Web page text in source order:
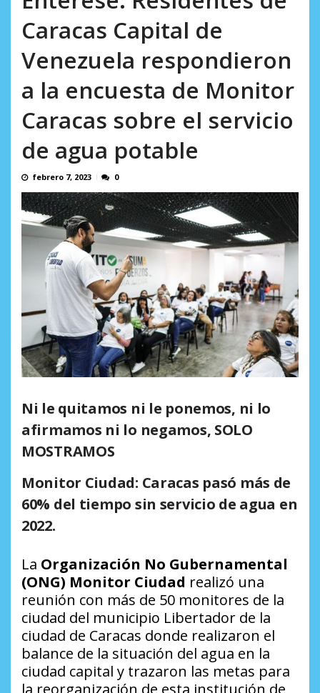
Caracas Capital de
Venezuela respondieron
a la encuesta de Monitor
Caracas sobre el servicio
de agua potable
febrero 7, 2023 0
Ni le quitamos ni le ponemos, ni lo
afirmamos ni lo negamos, SOLO
MOSTRAMOS
Monitor Ciudad: Caracas pasó más de
60% del tiempo sin servicio de agua en
2022.
La Organización No Gubernamental
(ONG) Monitor Ciudad realizó una
reunión con más de 50 monitores de la
ciudad del municipio Libertador de la
ciudad de Caracas donde realizaron el
balance de la situación del agua en la
ciudad capital y trazaron las metas para